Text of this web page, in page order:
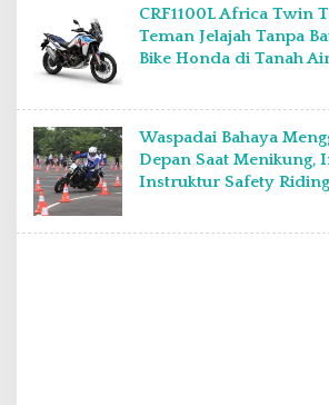
CRF1100L Africa Twin
Teman Jelajah Tanpa
Bike Honda di Tanah
Waspadai Bahaya
Depan Saat Menikung,
Instruktur Safety